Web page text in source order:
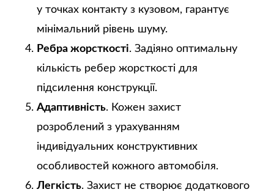
у точках контакту з кузовом, гарантує
мінімальний рівень шуму.
Ребра жорсткості. Задіяно оптимальну
кількість ребер жорсткості для
підсилення конструкції.
Адаптивність. Кожен захист
розроблений з урахуванням
індивідуальних конструктивних
особливостей кожного автомобіля.
Легкість. Захист не створює додаткового